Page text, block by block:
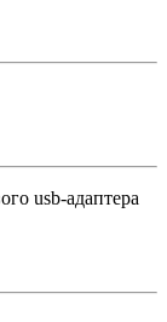
usb-адаптера